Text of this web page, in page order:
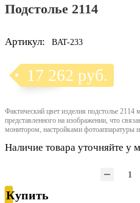
Подстолье 2114
Артикул: BAT-233
17 262 руб.
Фактический цвет изделия подстолье 2114
представленного на изображении, что
монитором, настройками фотоаппаратуры
Наличие товара уточняйте у
Купить